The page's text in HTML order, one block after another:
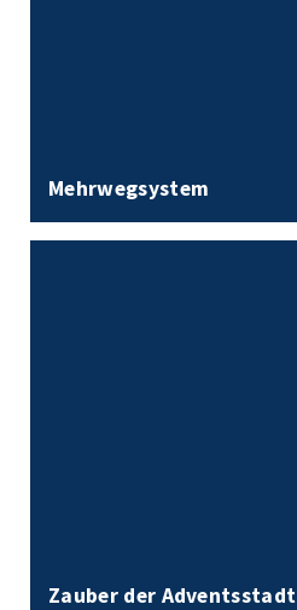
Mehrwegsystem
Zauber der Adventsstadt